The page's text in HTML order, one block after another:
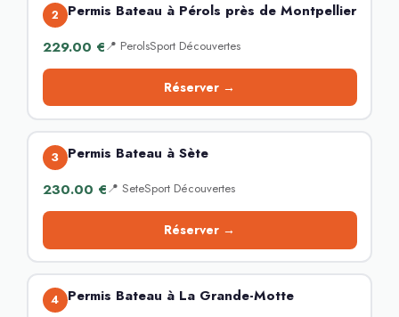
2 Permis Bateau à Pérols près de Montpellier
229.00 €📍 PerolsSport Découvertes
Réserver →
3 Permis Bateau à Sète
230.00 €📍 SeteSport Découvertes
Réserver →
4 Permis Bateau à La Grande-Motte